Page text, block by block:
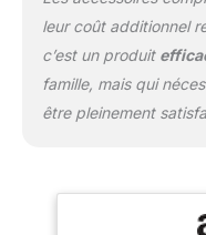
leur coût additionnel
c’est un produit
famille, mais qui
être pleinement